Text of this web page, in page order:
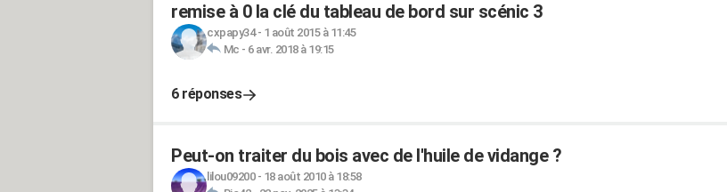
remise à 0 la clé du tableau de bord sur scénic 3
cxpapy34- 1 août 2015 à 11:45
Mc - 6 avr. 2018 à 19:15
6 réponses
Peut-on traiter du bois avec de l'huile de vidange ?
lilou09200- 18 août 2010 à 18:58